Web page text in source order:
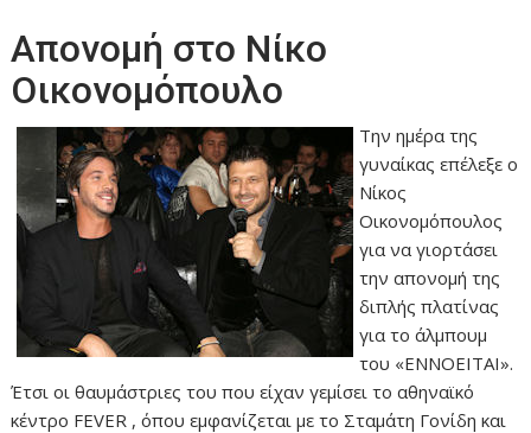
Απονομή στο Νίκο
Οικονομόπουλο
Την ημέρα της
γυναίκας επέλεξε ο
Νίκος
Οικονομόπουλος
για να γιορτάσει
την απονομή της
διπλής πλατίνας
για το άλμπουμ
του «ΕΝΝΟΕΙΤΑΙ».
Έτσι οι θαυμάστριες του που είχαν γεμίσει το αθηναϊκό
κέντρο FEVER , όπου εμφανίζεται με το Σταμάτη Γονίδη και